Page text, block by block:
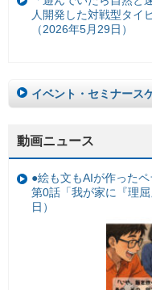
人開発した対戦型タイ
（2026年5月29日）
イベント・セミナース
動画ニュース
●絵も文もAIが作った
第0話「我が家に『理
日）